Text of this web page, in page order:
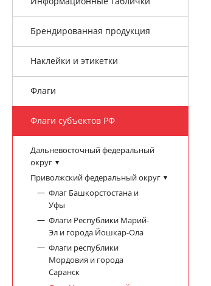
Брендированная продукция
Наклейки и этикетки
Флаги
Флаги субъектов РФ
Дальневосточный федеральный
округ
Приволжский федеральный округ
Флаг Башкорстостана и
Уфы
Флаги Республики Марий-
Эл и города Йошкар-Ола
Флаги республики
Мордовия и города
Саранск